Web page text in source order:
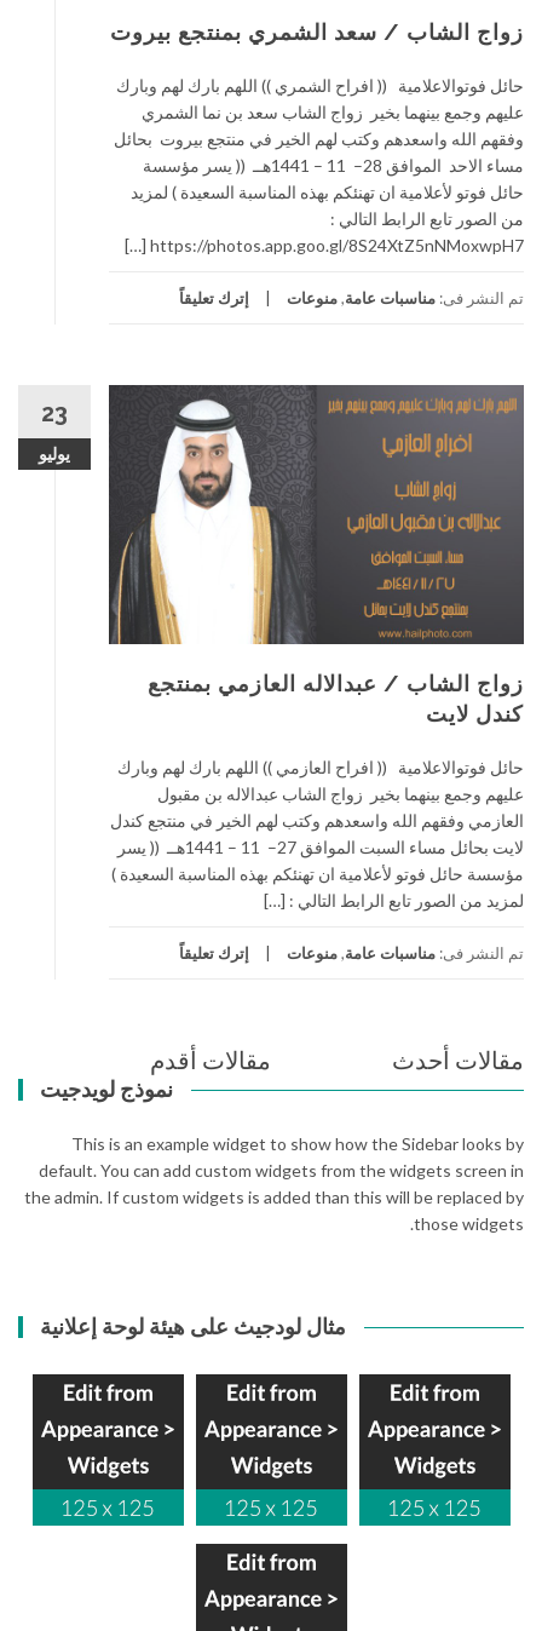
زواج الشاب / سعد الشمري بمنتجع بيروت
حائل فوتوالاعلامية (( افراح الشمري )) اللهم بارك لهم وبارك
عليهم وجمع بينهما بخير زواج الشاب سعد بن نما الشمري
وفقهم الله واسعدهم وكتب لهم الخير في منتجع بيروت بحائل
مساء الاحد الموافق 28– 11 – 1441هــ (( يسر مؤسسة
حائل فوتو لأعلامية ان تهنئكم بهذه المناسبة السعيدة ) لمزيد
من الصور تابع الرابط التالي :
https://photos.app.goo.gl/8S24XtZ5nNMoxwpH7 […]
تم النشر فى: مناسبات عامة,منوعات إترك تعليقاً
23
يوليو
زواج الشاب / عبدالاله العازمي بمنتجع
كندل لايت
حائل فوتوالاعلامية (( افراح العازمي )) اللهم بارك لهم وبارك
عليهم وجمع بينهما بخير زواج الشاب عبدالاله بن مقبول
العازمي وفقهم الله واسعدهم وكتب لهم الخير في منتجع كندل
لايت بحائل مساء السبت الموافق 27– 11 – 1441هــ (( يسر
مؤسسة حائل فوتو لأعلامية ان تهنئكم بهذه المناسبة السعيدة )
لمزيد من الصور تابع الرابط التالي : […]
تم النشر فى: مناسبات عامة,منوعات إترك تعليقاً
تصفّح
مقالات أقدم مقالات أحدث
نموذج لويدجيت
This is an example widget to show how the Sidebar looks by
default. You can add custom widgets from the widgets screen in
the admin. If custom widgets is added than this will be replaced by
those widgets.
مثال لودجيث على هيئة لوحة إعلانية